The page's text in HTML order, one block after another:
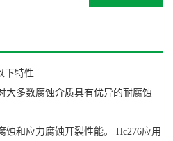
下特性:
多数腐蚀介质具有优异的耐腐蚀
和应力腐蚀开裂性能。 Hc276应用